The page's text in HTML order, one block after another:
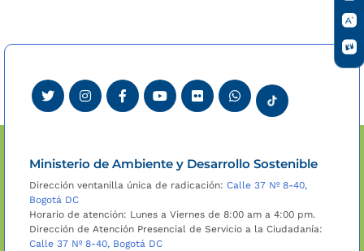
Ministerio de Ambiente y Desarrollo Sostenible
Dirección ventanilla única de radicación: Calle 37 Nº 8-40,
Bogotá DC
Horario de atención: Lunes a Viernes de 8:00 am a 4:00 pm.
Dirección de Atención Presencial de Servicio a la Ciudadanía:
Calle 37 Nº 8-40, Bogotá DC